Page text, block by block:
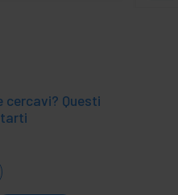
cercavi? Questi